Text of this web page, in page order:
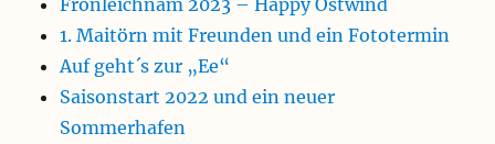
1. Maitörn mit Freunden und ein Fototermin
Auf geht´s zur „Ee“
Saisonstart 2022 und ein neuer
Sommerhafen